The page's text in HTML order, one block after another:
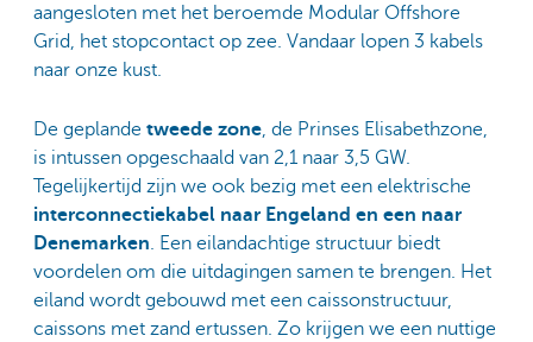
aangesloten met het beroemde Modular Offshore
Grid, het stopcontact op zee. Vandaar lopen 3 kabels
naar onze kust.
De geplande tweede zone, de Prinses Elisabethzone,
is intussen opgeschaald van 2,1 naar 3,5 GW.
Tegelijkertijd zijn we ook bezig met een elektrische
interconnectiekabel naar Engeland en een naar
Denemarken. Een eilandachtige structuur biedt
voordelen om die uitdagingen samen te brengen. Het
eiland wordt gebouwd met een caissonstructuur,
caissons met zand ertussen. Zo krijgen we een nuttige